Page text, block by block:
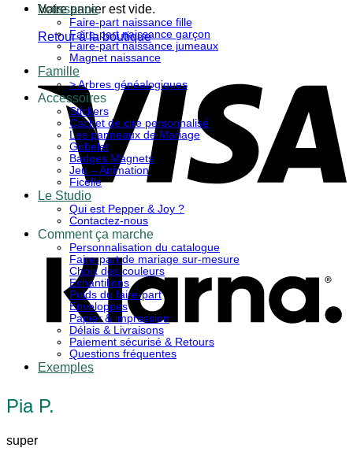
Votre panier est vide.
Retour à la boutique
Naissance
Faire-part naissance fille
Faire-part naissance garçon
Faire-part naissance jumeaux
Magnet naissance
Famille
> Arbres généalogiques
Accessoires
Stickers
Cachet de cire personnalisé
Les panneaux de Mariage
Gobelet
Badges Magnets
Jeu – Animation
Ficelle
Le Studio
Qui est Pepper & Joy ?
Contactez-nous
Comment ça marche
Personnalisation du catalogue
Faire-part de mariage sur-mesure
Choix des couleurs
Echantillons
Poids du faire-part
Enveloppes
Papier & impression
Délais & Livraisons
Paiement sécurisé & Retours
Questions fréquentes
Exemples
Pia P.
super